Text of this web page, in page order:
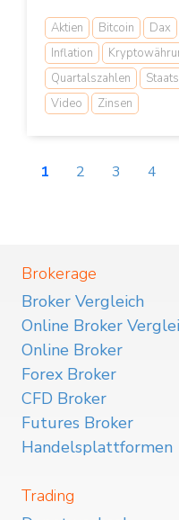
Aktien Bitcoin Dax
Inflation
Quartalszahlen
Video
Zinsen
1 2 3 4
Brokerage
Broker Vergleich
Online Broker
Online Broker
Forex Broker
CFD Broker
Futures Broker
Handelsplattformen
Trading